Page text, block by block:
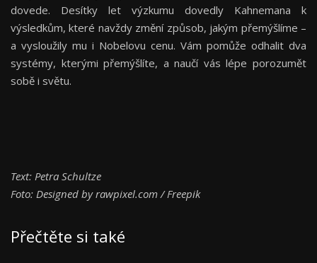
dovede. Desítky let výzkumu dovedly Kahnemana k
výsledkům, které navždy změní způsob, jakým přemýšlíme –
a vysloužily mu i Nobelovu cenu. Vám pomůže odhalit dva
systémy, kterými přemýšlíte, a naučí vás lépe porozumět
sobě i světu.
Text: Petra Schultze
Foto: Designed by rawpixel.com / Freepik
Přečtěte si také